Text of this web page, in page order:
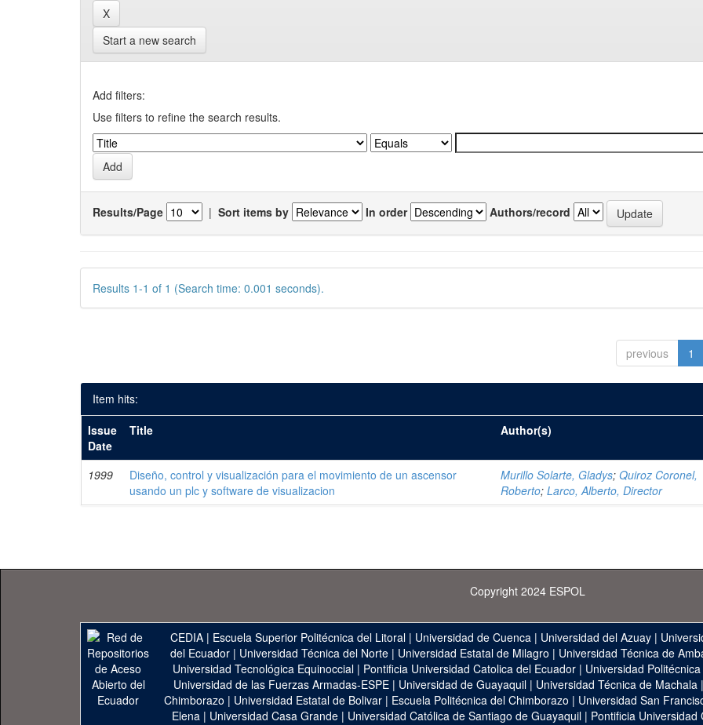
Start a new search
Add filters:
Use filters to refine the search results.
Results/Page | Sort items by In order Authors/record
Results 1-1 of 1 (Search time: 0.001 seconds).
previous 1
Item hits:
Issue
Date
Title Author(s)
1999
Diseño, control y visualización para el movimiento de un ascensor
usando un plc y software de visualizacion
Murillo Solarte, Gladys;Quiroz Coronel,
Roberto;Larco, Alberto, Director
Copyright 2024 ESPOL
CEDIA | Escuela Superior Politécnica del Litoral | Universidad de Cuenca | Universidad del Azuay |
del Ecuador| Universidad Técnica del Norte| Universidad Estatal de Milagro | Universidad Técnica de
Universidad Tecnológica Equinoccial| Pontificia Universidad Catolica del Ecuador| Universidad
Universidad de las Fuerzas Armadas-ESPE | Universidad de Guayaquil | Universidad Técnica de Machala
Chimborazo | Universidad Estatal de Bolivar| Escuela Politécnica del Chimborazo | Universidad San
Elena | Universidad Casa Grande | Universidad Católica de Santiago de Guayaquil | Pontificia